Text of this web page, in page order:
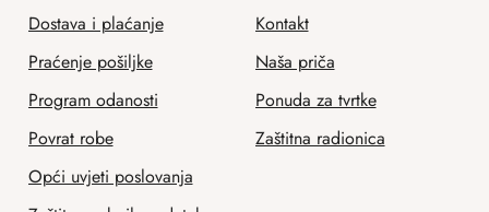
Dostava i plaćanje
Praćenje pošiljke
Program odanosti
Povrat robe
Opći uvjeti poslovanja
Kontakt
Naša priča
Ponuda za tvrtke
Zaštitna radionica